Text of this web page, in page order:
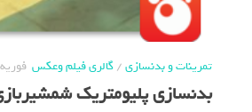
تمرینات و بدنسازی/گالری فیلم وعکس فوریه 20, 2020
بدنسازی پلیومتریک شمشیربازی 123